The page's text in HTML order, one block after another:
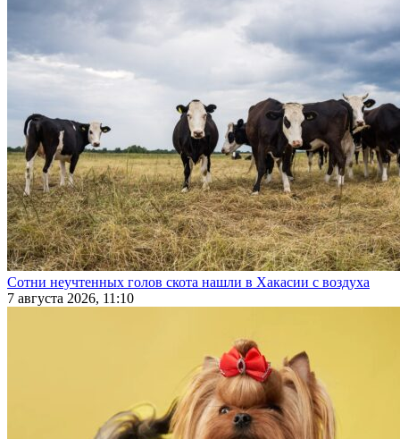
Сотни неучтенных голов скота нашли в Хакасии с воздуха
7 августа 2026, 11:10